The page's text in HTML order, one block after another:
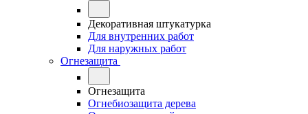
Декоративная штукатурка
Для внутренних работ
Для наружных работ
Огнезащита
Огнезащита
Огнебиозащита дерева